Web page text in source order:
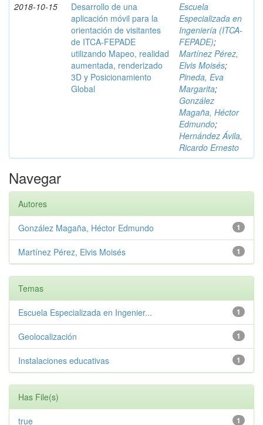
2018-10-15
Desarrollo de una
aplicación móvil para la
orientación de visitantes
de ITCA-FEPADE
utilizando Mapeo, realidad
aumentada, renderizado
3D y Posicionamiento
Global
Escuela
Especializada en
Ingeniería (ITCA-
FEPADE);
Martínez Pérez,
Elvis Moisés;
Pineda, Eva
Margarita;
González
Magaña, Héctor
Edmundo;
Hernández Ávila,
Ricardo Ernesto
Navegar
Autores
1
González Magaña, Héctor Edmundo
1
Martínez Pérez, Elvis Moisés
Temas
1
Escuela Especializada en Ingenier...
1
Geolocalización
1
Instalaciones educativas
Has File(s)
1
true